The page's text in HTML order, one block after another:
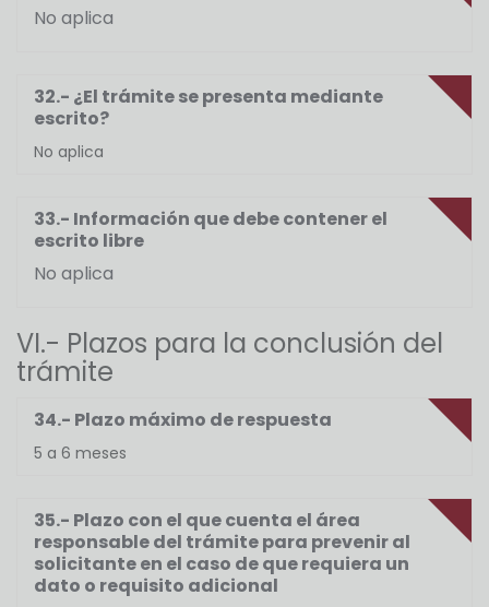
No aplica
32.- ¿El trámite se presenta mediante
escrito?
No aplica
33.- Información que debe contener el
escrito libre
No aplica
VI.- Plazos para la conclusión del
trámite
34.- Plazo máximo de respuesta
5 a 6 meses
35.- Plazo con el que cuenta el área
responsable del trámite para prevenir al
solicitante en el caso de que requiera un
dato o requisito adicional